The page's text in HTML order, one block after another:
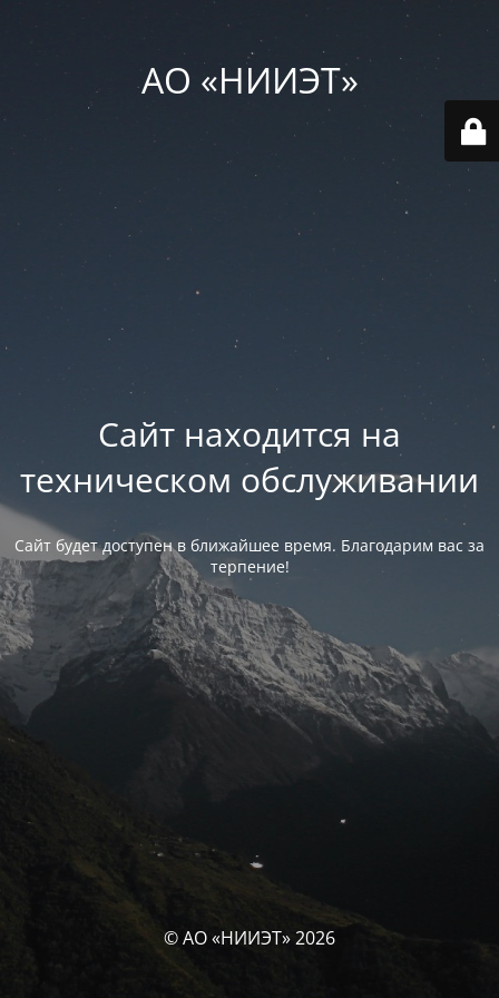
АО «НИИЭТ»
Сайт находится на
техническом обслуживании
Сайт будет доступен в ближайшее время. Благодарим вас за
терпение!
© АО «НИИЭТ» 2026